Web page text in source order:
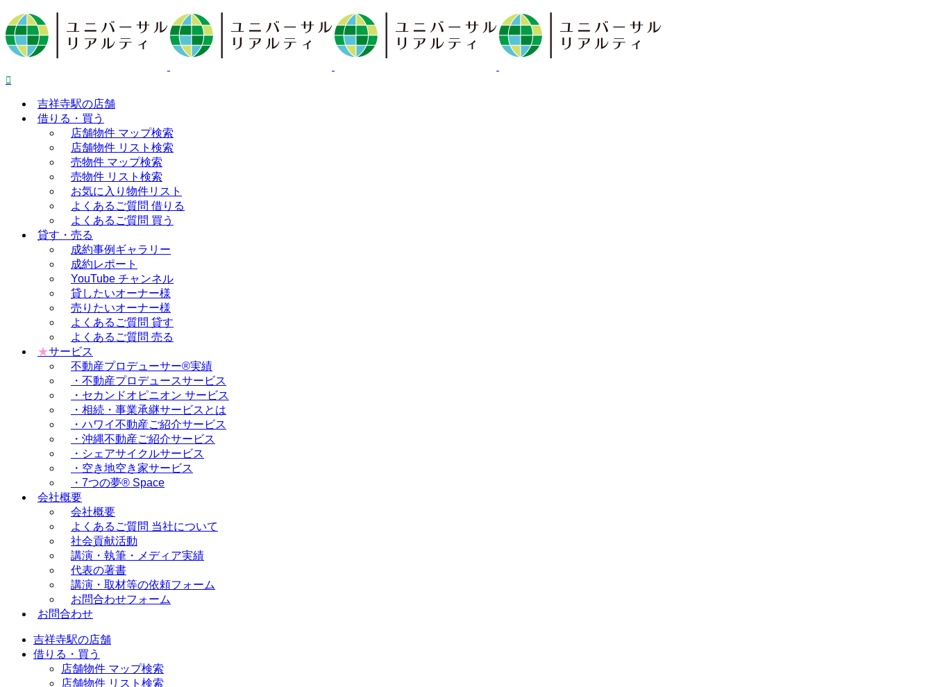
吉祥寺駅の店舗
借りる・買う
店舗物件 マップ検索
店舗物件 リスト検索
売物件 マップ検索
売物件 リスト検索
お気に入り物件リスト
よくあるご質問 借りる
よくあるご質問 買う
貸す・売る
成約事例ギャラリー
成約レポート
YouTube チャンネル
貸したいオーナー様
売りたいオーナー様
よくあるご質問 貸す
よくあるご質問 売る
★サービス
不動産プロデューサー®実績
・不動産プロデュースサービス
・セカンドオピニオン サービス
・相続・事業承継サービスとは
・ハワイ不動産ご紹介サービス
・沖縄不動産ご紹介サービス
・シェアサイクルサービス
・空き地空き家サービス
・7つの夢® Space
会社概要
会社概要
よくあるご質問 当社について
社会貢献活動
講演・執筆・メディア実績
代表の著書
講演・取材等の依頼フォーム
お問合わせフォーム
お問合わせ
吉祥寺駅の店舗
借りる・買う
店舗物件 マップ検索
店舗物件 リスト検索